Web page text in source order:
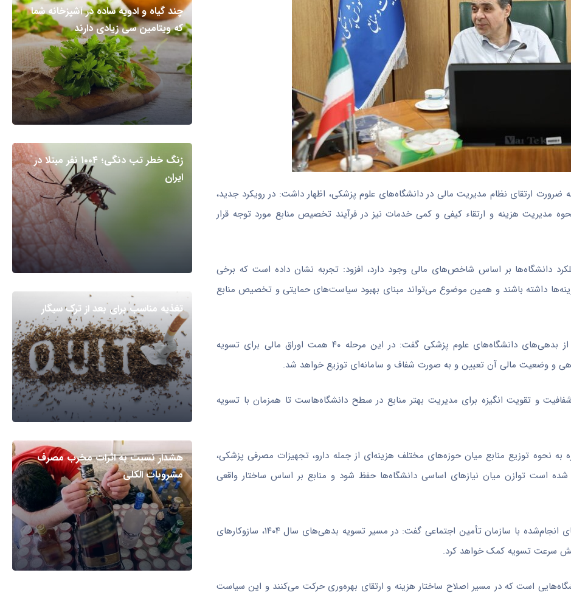
ضرورت ارتقای نظام مدیریت مالی در دانشگاه‌های علوم پزشکی، اظهار داشت: در رویکرد جدید،
مدیریت هزینه و ارتقاء کیفی و کمی خدمات نیز در فرآیند تخصیص منابع مورد توجه قرار
دانشگاه‌ها بر اساس شاخص‌های مالی وجود دارد، افزود: تجربه نشان داده است که برخی
داشته باشند و همین موضوع می‌تواند مبنای بهبود سیاست‌های حمایتی و تخصیص منابع
موهبتی با اشاره به برنامه‌ریزی انجام‌شده برای تسویه بخشی از بدهی‌های دانشگاه‌های علوم پزشکی گفت: در این مرحله ۴۰ همت اوراق مالی برای تسویه
و وضعیت مالی آن تعیین و به صورت شفاف و سامانه‌ای توزیع خواهد شد.
و تقویت انگیزه برای مدیریت بهتر منابع در سطح دانشگاه‌هاست تا همزمان با تسویه
نحوه توزیع منابع میان حوزه‌های مختلف هزینه‌ای از جمله دارو، تجهیزات مصرفی پزشکی،
است توازن میان نیازهای اساسی دانشگاه‌ها حفظ شود و منابع بر اساس ساختار واقعی
موهبتی در بخش دیگری از سخنان خود با اشاره به هماهنگی‌های انجام‌شده با سازمان تأمین اجتماعی گفت: در مسیر تسویه بدهی‌های سال ۱۴۰۴، سازوکارهای
سرعت تسویه کمک خواهد کرد.
است که در مسیر اصلاح ساختار هزینه و ارتقای بهره‌وری حرکت می‌کنند و این سیاست
چند گیاه و ادویه ساده در آشپزخانه شما
که ویتامین سی زیادی دارند
زنگ خطر تب دنگی؛ ۱۰۰۴ نفر مبتلا در
ایران
تغذیه مناسب برای بعد از ترک سیگار
هشدار نسبت به اثرات مخرب مصرف
مشروبات الکلی